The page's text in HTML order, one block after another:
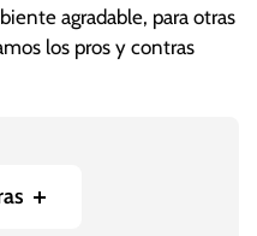
agradable, para otras
los pros y contras